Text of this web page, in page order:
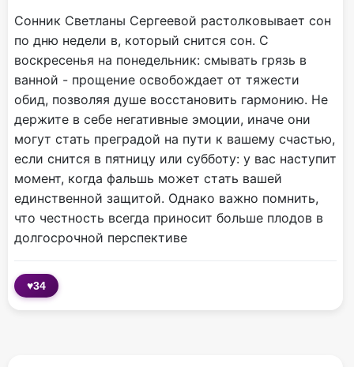
Сонник Светланы Сергеевой растолковывает сон
по дню недели в, который снится сон. С
воскресенья на понедельник: смывать грязь в
ванной - прощение освобождает от тяжести
обид, позволяя душе восстановить гармонию. Не
держите в себе негативные эмоции, иначе они
могут стать преградой на пути к вашему счастью,
если снится в пятницу или субботу: у вас наступит
момент, когда фальшь может стать вашей
единственной защитой. Однако важно помнить,
что честность всегда приносит больше плодов в
долгосрочной перспективе
♥34